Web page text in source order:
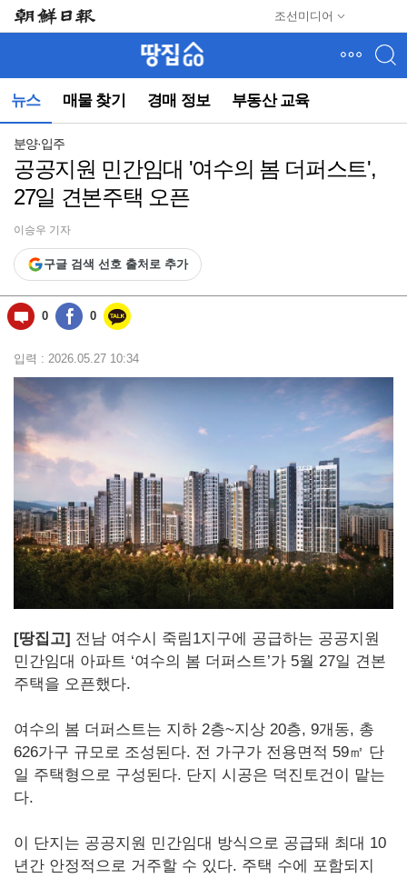
조선미디어
뉴스 매물 찾기 경매 정보 부동산 교육
뉴
(컨
동)
분양·입주
공공지원 민간임대 '여수의 봄 더퍼스트',
27일 견본주택 오픈
이승우 기자
구글 검색 선호 출처로 추가
0 0
입력 : 2026.05.27 10:34
[땅집고] 전남 여수시 죽림1지구에 공급하는 공공지원
민간임대 아파트 ‘여수의 봄 더퍼스트’가 5월 27일 견본
주택을 오픈했다.
여수의 봄 더퍼스트는 지하 2층~지상 20층, 9개동, 총
626가구 규모로 조성된다. 전 가구가 전용면적 59㎡ 단
일 주택형으로 구성된다. 단지 시공은 덕진토건이 맡는
다.
이 단지는 공공지원 민간임대 방식으로 공급돼 최대 10
년간 안정적으로 거주할 수 있다. 주택 수에 포함되지